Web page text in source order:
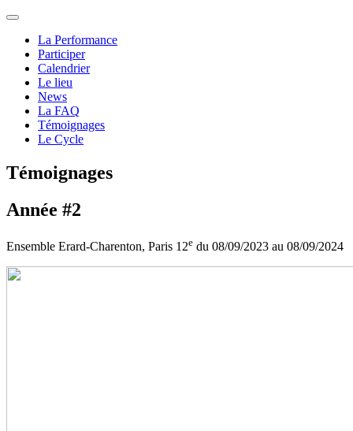
La Performance
Participer
Calendrier
Le lieu
News
La FAQ
Témoignages
Le Cycle
Témoignages
Année #2
Ensemble Erard-Charenton, Paris 12e du 08/09/2023 au 08/09/2024